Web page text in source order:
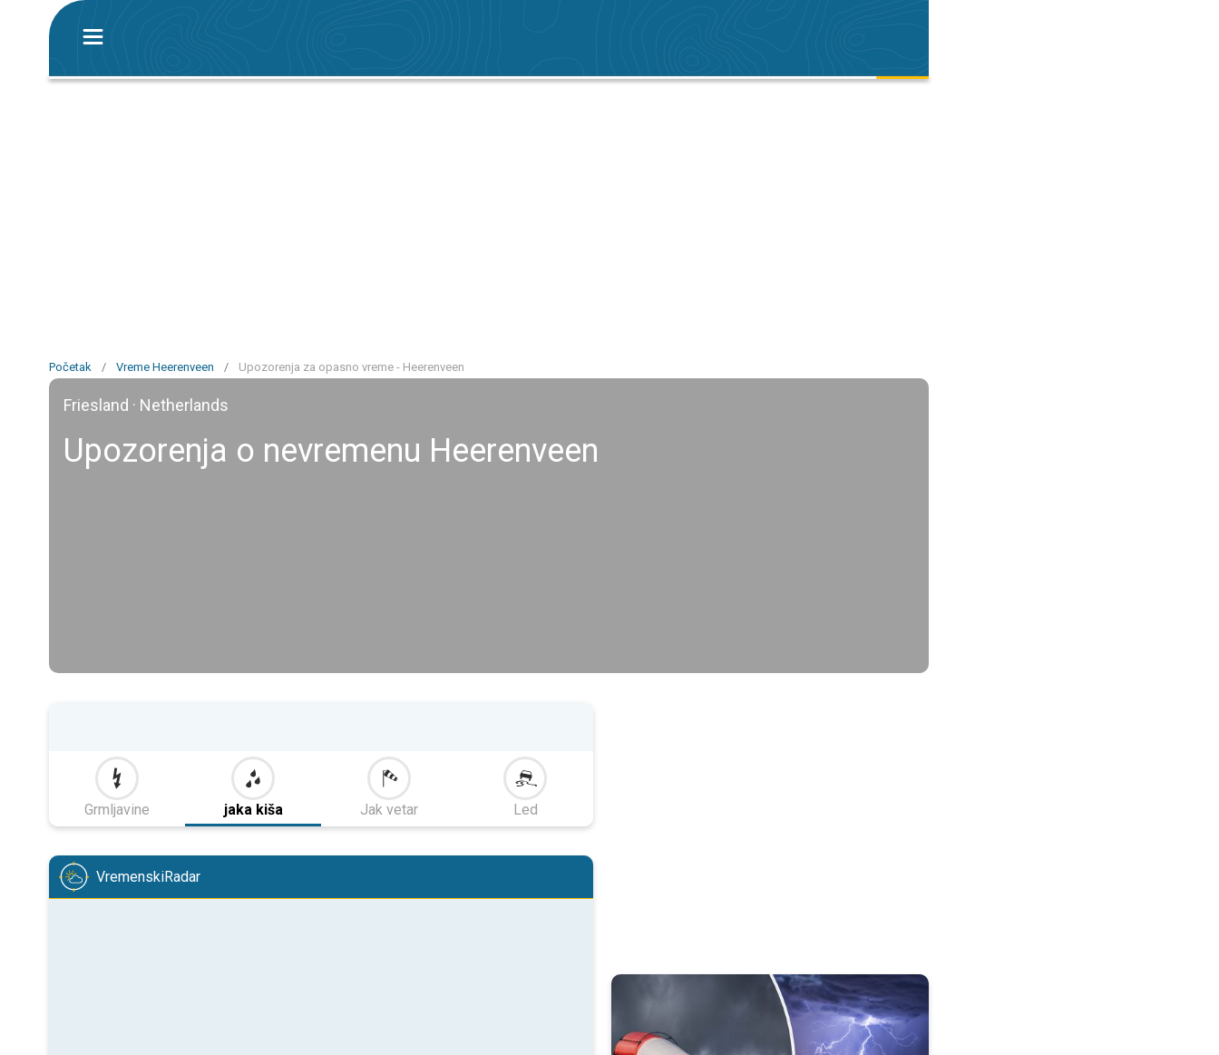
Početak / Vreme Heerenveen / Upozorenja za opasno vreme - Heerenveen
Friesland · Netherlands
Upozorenja o nevremenu Heerenveen
Grmljavine jaka kiša Jak vetar Led
VremenskiRadar
Upozorenja na opasne vremenske uslove. Obaveštenja o nevremenu. . .